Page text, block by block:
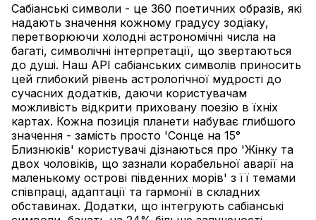
Сабіанські символи - це 360 поетичних образів, які
надають значення кожному градусу зодіаку,
перетворюючи холодні астрономічні числа на
багаті, символічні інтерпретації, що звертаються
до душі. Наш API сабіанських символів приносить
цей глибокий рівень астрологічної мудрості до
сучасних додатків, даючи користувачам
можливість відкрити приховану поезію в їхніх
картах. Кожна позиція планети набуває глибшого
значення - замість просто 'Сонце на 15°
Близнюків' користувачі дізнаються про 'Жінку та
двох чоловіків, що зазнали корабельної аварії на
маленькому острові південних морів' з її темами
співпраці, адаптації та гармонії в складних
обставинах. Додатки, що інтегрують сабіанські